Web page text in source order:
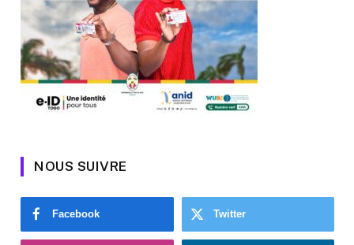
NOUS SUIVRE
Facebook Twitter